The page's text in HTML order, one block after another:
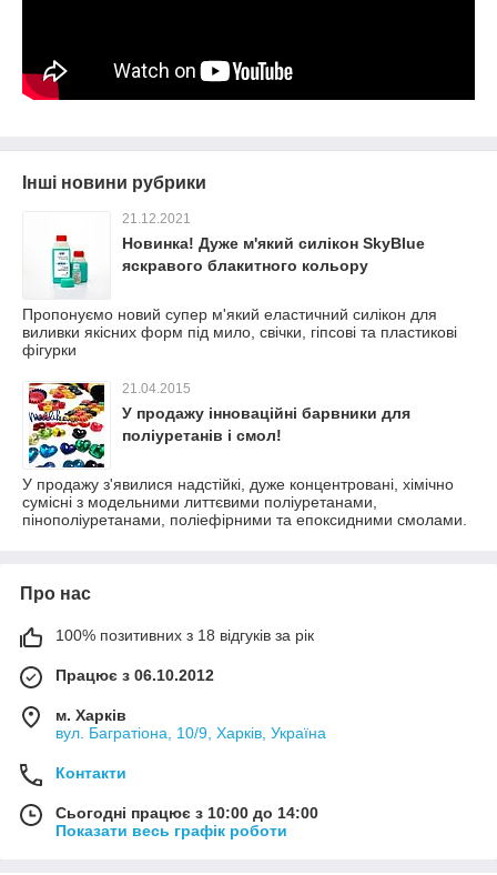
Інші новини рубрики
21.12.2021
Новинка! Дуже м'який силікон SkyBlue
яскравого блакитного кольору
Пропонуємо новий супер м'який еластичний силікон для
виливки якісних форм під мило, свічки, гіпсові та пластикові
фігурки
21.04.2015
У продажу інноваційні барвники для
поліуретанів і смол!
У продажу з'явилися надстійкі, дуже концентровані, хімічно
сумісні з модельними литтєвими поліуретанами,
пінополіуретанами, поліефірними та епоксидними смолами.
Про нас
100% позитивних з 18 відгуків за рік
Працює з 06.10.2012
м. Харків
вул. Багратіона, 10/9, Харків, Україна
Контакти
Сьогодні працює з 10:00 до 14:00
Показати весь графік роботи